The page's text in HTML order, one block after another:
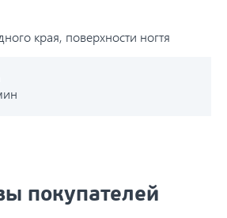
края, поверхности ногтя
покупателей